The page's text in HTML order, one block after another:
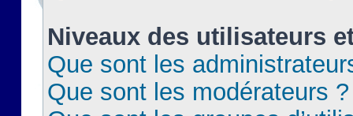
Niveaux des utilisateurs
Que sont les
Que sont les modérateurs ?